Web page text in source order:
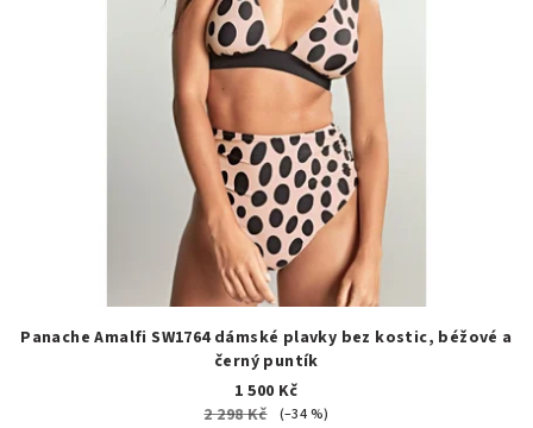
Panache Amalfi SW1764 dámské plavky bez kostic, béžové a
černý puntík
1 500 Kč
2 298 Kč
(–34 %)